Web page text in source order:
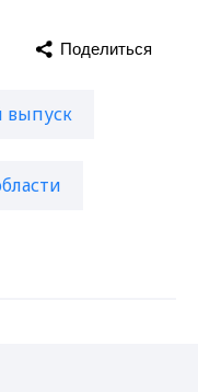
выпуск
Поделиться